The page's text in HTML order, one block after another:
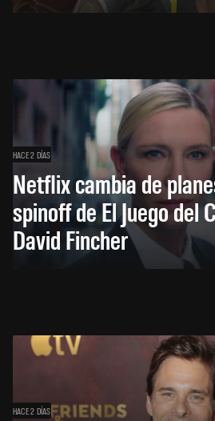
HACE 2 DÍAS
Netflix cambia de
spinoff de El Juego del
David Fincher
HACE 2 DÍAS